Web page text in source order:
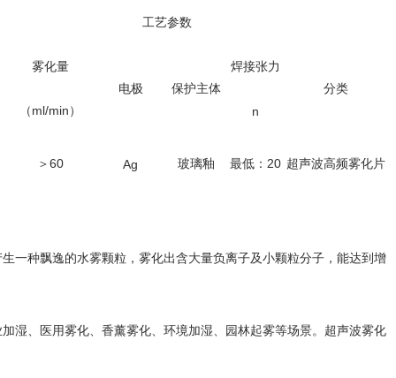
工艺参数
雾化量
电极
保护主体
焊接张力
分类
（ml/min）
n
＞60 Ag 玻璃釉 最低：20 超声波高频雾化片
种飘逸的水雾颗粒，雾化出含大量负离子及小颗粒分子，能达到增
、医用雾化、香薰雾化、环境加湿、园林起雾等场景。超声波雾化